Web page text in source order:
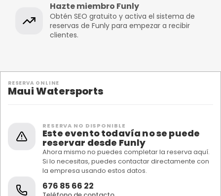
Hazte miembro Funly
Obtén SEO gratuito y activa el sistema de
reservas de Funly para empezar a recibir
clientes.
RESERVA ONLINE
Maui Watersports
RESERVA NO DISPONIBLE
Este evento todavía no se puede
reservar desde Funly
Ahora mismo no puedes completar la reserva aquí.
Si lo necesitas, puedes contactar directamente con
la empresa usando estos datos.
676 85 66 22